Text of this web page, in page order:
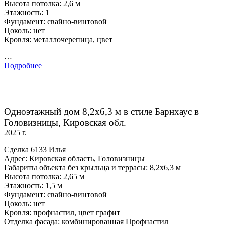
Высота потолка: 2,6 м
Этажность: 1
Фундамент: свайно-винтовой
Цоколь: нет
Кровля: металлочерепица, цвет
…
Подробнее
Одноэтажный дом 8,2х6,3 м в стиле Барнхаус в
Головизницы, Кировская обл.
2025 г.
Сделка 6133 Илья
Адрес: Кировская область, Головизницы
Габариты объекта без крыльца и террасы: 8,2х6,3 м
Высота потолка: 2,65 м
Этажность: 1,5 м
Фундамент: свайно-винтовой
Цоколь: нет
Кровля: профнастил, цвет графит
Отделка фасада: комбинированная Профнастил